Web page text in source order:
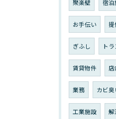
聚楽壁 宿泊
お手伝い 提
ぎふし ト
賃貸物件 店
業務 カビ臭
工業施設 解